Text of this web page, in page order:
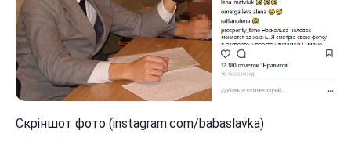
Скріншот фото (instagram.com/babaslavka)